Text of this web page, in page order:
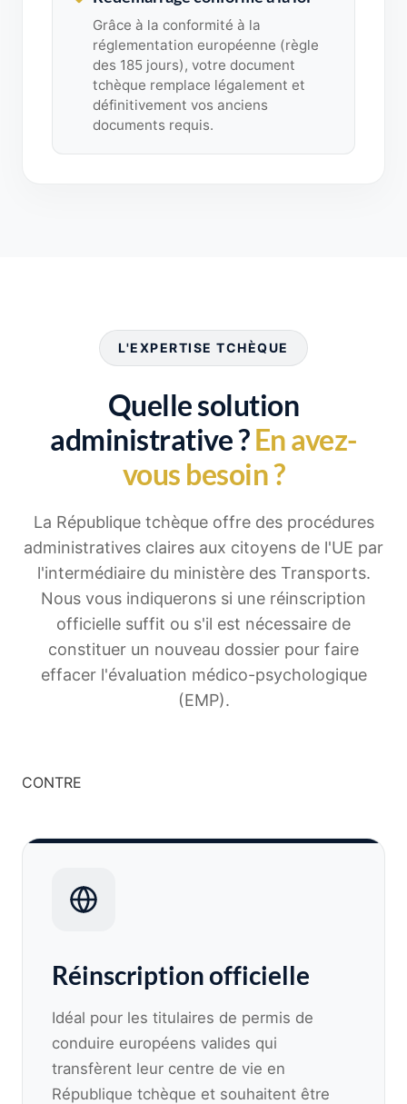
Grâce à la conformité à la
réglementation européenne (règle
des 185 jours), votre document
tchèque remplace légalement et
définitivement vos anciens
documents requis.
L'EXPERTISE TCHÈQUE
Quelle solution
administrative ?En avez-
vous besoin ?
La République tchèque offre des procédures
administratives claires aux citoyens de l'UE par
l'intermédiaire du ministère des Transports.
Nous vous indiquerons si une réinscription
officielle suffit ou s'il est nécessaire de
constituer un nouveau dossier pour faire
effacer l'évaluation médico-psychologique
(EMP).
CONTRE
Réinscription officielle
Idéal pour les titulaires de permis de
conduire européens valides qui
transfèrent leur centre de vie en
République tchèque et souhaitent être